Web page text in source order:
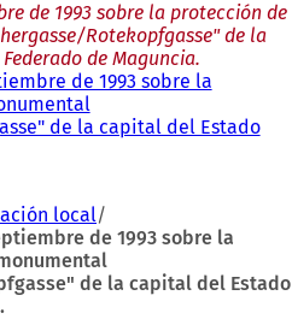
de 1993 sobre la protección de
Rotekopfgasse" de la
de Maguncia.
de 1993 sobre la
de la capital del Estado
local
de 1993 sobre la
de la capital del Estado